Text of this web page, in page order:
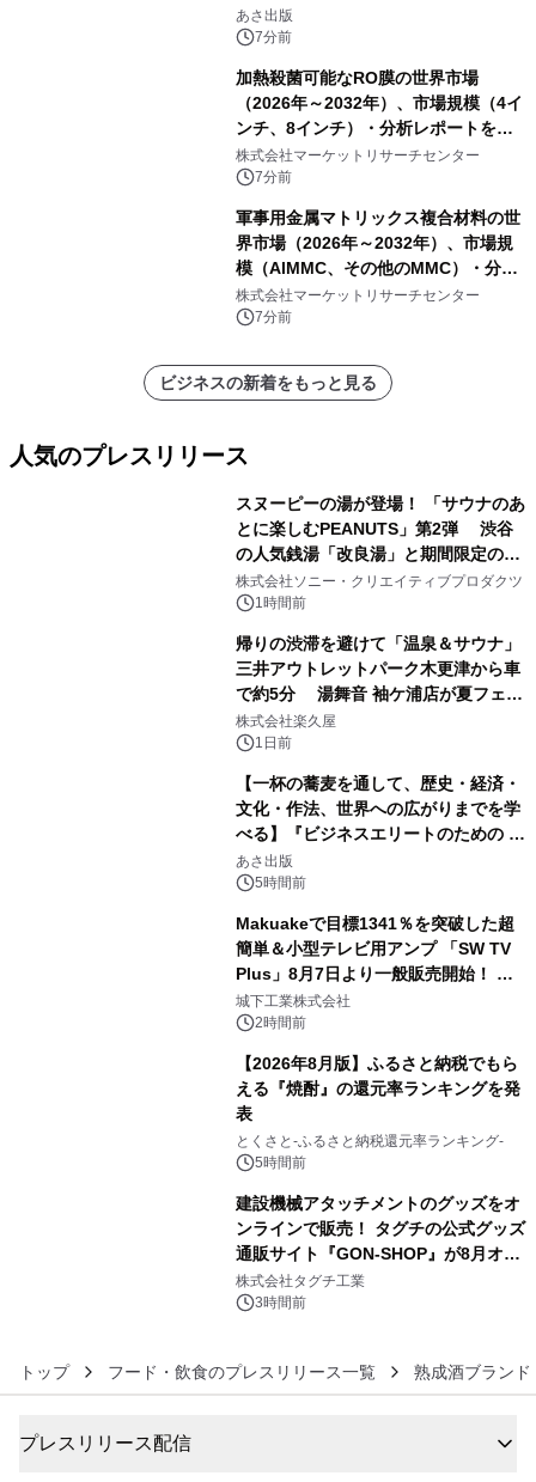
「多店舗展開」の教科書』2026年8月
24日（月）発売
あさ出版
7分前
加熱殺菌可能なRO膜の世界市場
（2026年～2032年）、市場規模（4イ
ンチ、8インチ）・分析レポートを発
表
株式会社マーケットリサーチセンター
7分前
軍事用金属マトリックス複合材料の世
界市場（2026年～2032年）、市場規
模（AlMMC、その他のMMC）・分析
レポートを発表
株式会社マーケットリサーチセンター
7分前
ビジネスの新着をもっと見る
人気のプレスリリース
スヌーピーの湯が登場！ 「サウナのあ
とに楽しむPEANUTS」第2弾 渋谷
の人気銭湯「改良湯」と期間限定のコ
ラボレーション サウナイキタイコラ
ボグッズも発売決定！
株式会社ソニー・クリエイティブプロダクツ
1時間前
帰りの渋滞を避けて「温泉＆サウナ」
三井アウトレットパーク木更津から車
で約5分 湯舞音 袖ケ浦店が夏フェア
メニューを提供
株式会社楽久屋
1日前
【一杯の蕎麦を通して、歴史・経済・
文化・作法、世界への広がりまでを学
べる】『ビジネスエリートのための 教
養としての蕎麦』2026年8月25日
（火）発売
あさ出版
5時間前
Makuakeで目標1341％を突破した超
簡単＆小型テレビ用アンプ 「SW TV
Plus」8月7日より一般販売開始！ ケ
ーブル1本つなぐだけ、テレビの音が
ぐっと豊かに
城下工業株式会社
2時間前
【2026年8月版】ふるさと納税でもら
える『焼酎』の還元率ランキングを発
表
とくさと-ふるさと納税還元率ランキング-
5時間前
建設機械アタッチメントのグッズをオ
ンラインで販売！ タグチの公式グッズ
通販サイト『GON-SHOP』が8月オー
プン
株式会社タグチ工業
3時間前
トップ フード・飲食のプレスリリース一覧 熟成酒ブランド
プレスリリース配信